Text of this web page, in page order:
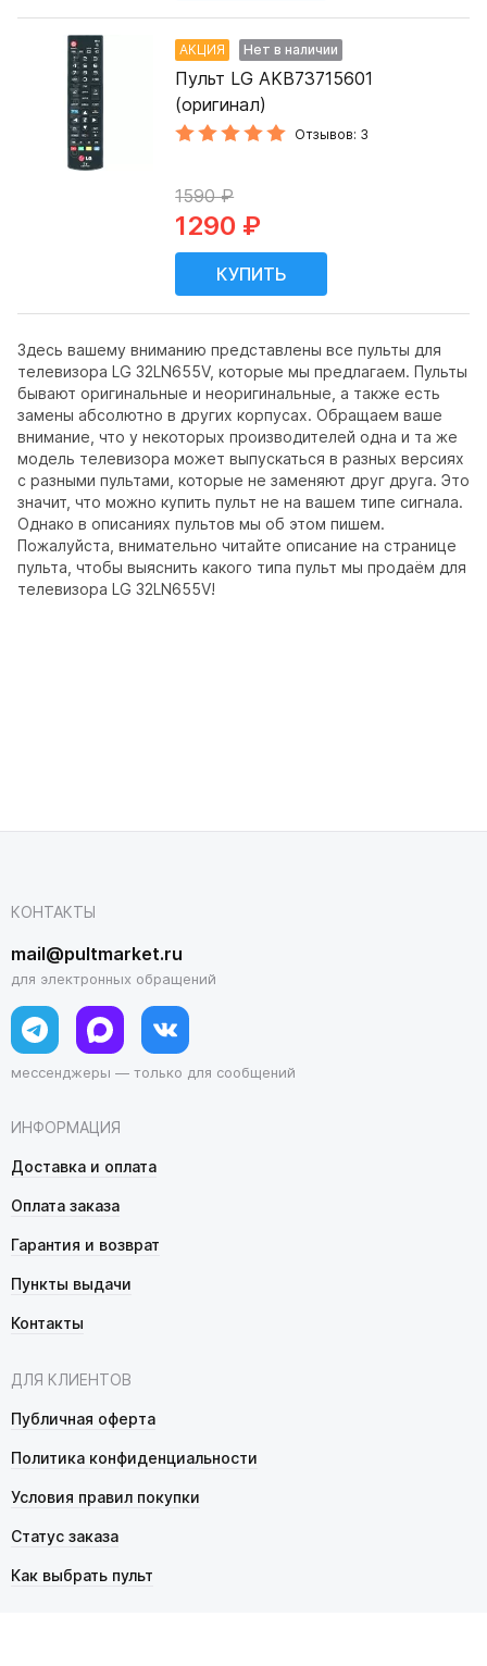
Здесь вашему вниманию представлены все пульты для
телевизора LG 32LN655V, которые мы предлагаем. Пульты
бывают оригинальные и неоригинальные, а также есть
замены абсолютно в других корпусах. Обращаем ваше
внимание, что у некоторых производителей одна и та же
модель телевизора может выпускаться в разных версиях
с разными пультами, которые не заменяют друг друга. Это
значит, что можно купить пульт не на вашем типе сигнала.
Однако в описаниях пультов мы об этом пишем.
Пожалуйста, внимательно читайте описание на странице
пульта, чтобы выяснить какого типа пульт мы продаём для
телевизора LG 32LN655V!
АКЦИЯ Нет в наличии
Пульт LG AKB73715601
(оригинал)
Отзывов: 3
1590 ₽
1290 ₽
ИНФОРМАЦИЯ
Доставка и оплата
Оплата заказа
Гарантия и возврат
Пункты выдачи
Контакты
ДЛЯ КЛИЕНТОВ
Публичная оферта
Политика конфиденциальности
Условия правил покупки
Статус заказа
Как выбрать пульт
КОНТАКТЫ
mail@pultmarket.ru
для электронных обращений
мессенджеры — только для сообщений